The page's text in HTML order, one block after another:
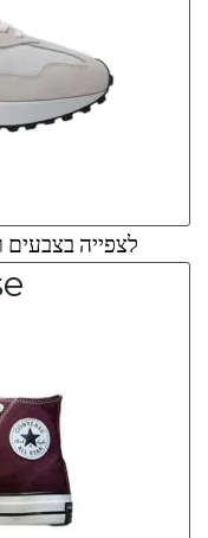
לצפייה